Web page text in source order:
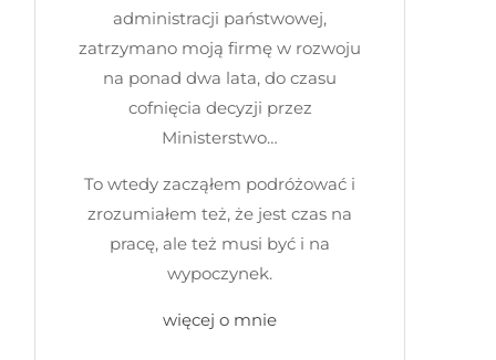
administracji państwowej,
zatrzymano moją firmę w rozwoju
na ponad dwa lata, do czasu
cofnięcia decyzji przez
Ministerstwo…
To wtedy zacząłem podróżować i
zrozumiałem też, że jest czas na
pracę, ale też musi być i na
wypoczynek.
więcej o mnie